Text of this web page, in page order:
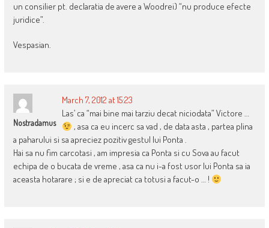
un consilier pt. declaratia de avere a Woodrei) “nu produce efecte
juridice”.
Vespasian.
Nostradamus
March 7, 2012 at 15:23
Las’ ca “mai bine mai tarziu decat niciodata” Victore …
, asa ca eu incerc sa vad , de data asta , partea plina
a paharului si sa apreciez pozitiv gestul lui Ponta .
Hai sa nu fim carcotasi , am impresia ca Ponta si cu Sova au facut
echipa de o bucata de vreme , asa ca nu i-a fost usor lui Ponta sa ia
aceasta hotarare ; si e de apreciat ca totusi a facut-o … !